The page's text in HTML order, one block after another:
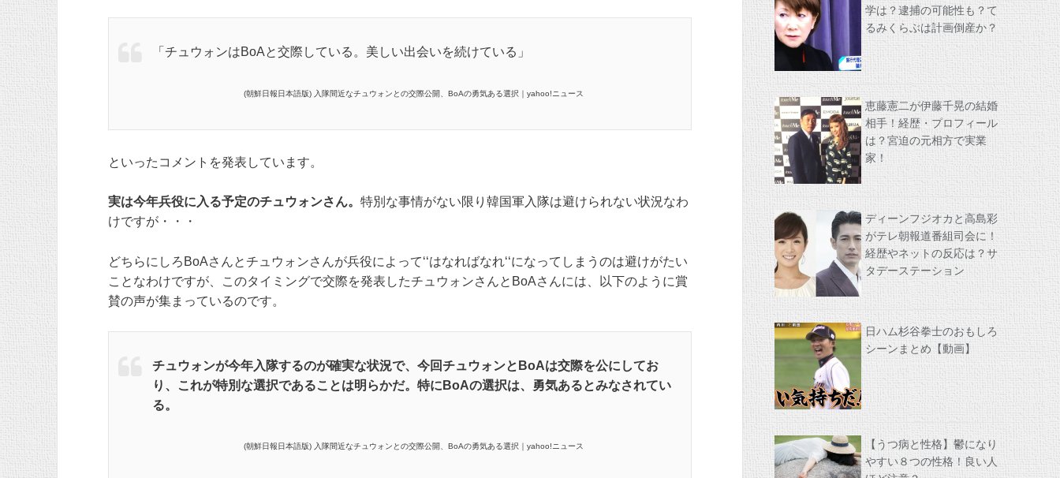
「チュウォンはBoAと交際している。美しい出会いを続けている」
(朝鮮日報日本語版) 入隊間近なチュウォンとの交際公開、BoAの勇気ある選択｜yahoo!ニュース
といったコメントを発表しています。
実は今年兵役に入る予定のチュウォンさん。 特別な事情がない限り韓国軍入隊は避けられない状況なわ
けですが・・・
どちらにしろBoAさんとチュウォンさんが兵役によって‘‘はなればなれ‘‘になってしまうのは避けがたい
ことなわけですが、このタイミングで交際を発表したチュウォンさんとBoAさんには、以下のように賞
賛の声が集まっているのです。
チュウォンが今年入隊するのが確実な状況で、今回チュウォンとBoAは交際を公にしてお
り、これが特別な選択であることは明らかだ。特にBoAの選択は、勇気あるとみなされてい
る。
(朝鮮日報日本語版) 入隊間近なチュウォンとの交際公開、BoAの勇気ある選択｜yahoo!ニュース
学は？逮捕の可能性も？て
るみくらぶは計画倒産か？
恵藤憲二が伊藤千晃の結婚
相手！経歴・プロフィール
は？宮迫の元相方で実業
家！
ディーンフジオカと高島彩
がテレ朝報道番組司会に！
経歴やネットの反応は？サ
タデーステーション
日ハム杉谷拳士のおもしろ
シーンまとめ【動画】
【うつ病と性格】鬱になり
やすい８つの性格！良い人